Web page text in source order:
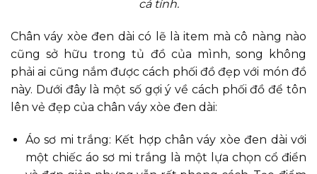
cá tính.
Chân váy xòe đen dài có lẽ là item mà cô nàng nào
cũng sở hữu trong tủ đồ của mình, song không
phải ai cũng nắm được cách phối đồ đẹp với món đồ
này. Dưới đây là một số gợi ý về cách phối đồ để tôn
lên vẻ đẹp của chân váy xòe đen dài:
Áo sơ mi trắng: Kết hợp chân váy xòe đen dài với
một chiếc áo sơ mi trắng là một lựa chọn cổ điển